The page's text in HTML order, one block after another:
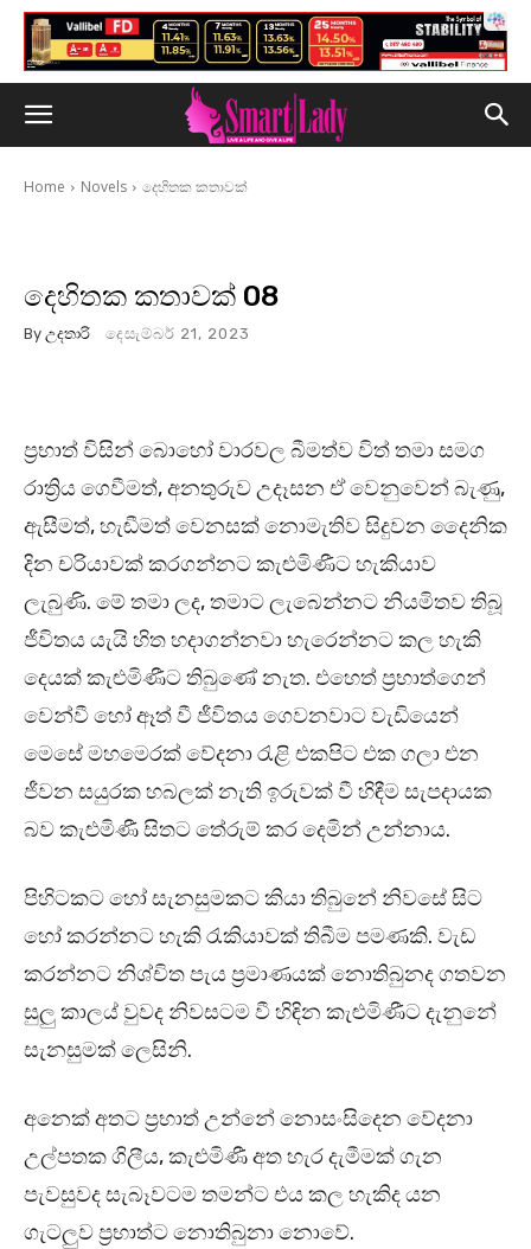
Home Novels දෙහිතක කතාවක්
දෙහිතක කතාවක් 08
By උදතාරි දෙසැම්බර් 21, 2023
ප්‍රභාත් විසින් බොහෝ වාරවල බීමත්ව විත් තමා සමග
රාත්‍රිය ගෙවීමත්, අනතුරුව උදෑසන ඒ වෙනුවෙන් බැණු,
ඇසීමත්, හැඬීමත් වෙනසක් නොමැතිව සිදුවන දෛනික
දින චරියාවක් කරගන්නට කැළුමිණීට හැකියාව
ලැබුණි. මේ තමා ලද, තමාට ලැබෙන්නට නියමිතව තිබූ
ජීවිතය යැයි හිත හදාගන්නවා හැරෙන්නට කල හැකි
දෙයක් කැළුමිණීට තිබුණේ නැත. එහෙත් ප්‍රභාත්ගෙන්
වෙන්වී හෝ ඈත් වී ජීවිතය ගෙවනවාට වැඩියෙන්
මෙසේ මහමෙරක් වේදනා රැළි එකපිට එක ගලා එන
ජීවන සයුරක හබලක් නැති ඉරුවක් වී හිඳීම සැපදායක
බව කැළුමිණී සිතට තේරුම් කර දෙමින් උන්නාය.
පිහිටකට හෝ සැනසුමකට කියා තිබුනේ නිවසේ සිට
හෝ කරන්නට හැකි රැකියාවක් තිබීම පමණකි. වැඩ
කරන්නට නිශ්චිත පැය ප්‍රමාණයක් නොතිබුනද ගතවන
සුලු කාලය් වුවද නිවසටම වී හිඳින කැළුමිණීට දැනුනේ
සැනසුමක් ලෙසිනි.
අනෙක් අතට ප්‍රභාත් උන්නේ නොසංසිදෙන වේදනා
උල්පතක ගිලීය, කැළුමිණී අත හැර දැමීමක් ගැන
පැවසුවද සැබෑවටම තමන්ට එය කල හැකිද යන
ගැටලුව ප්‍රභාත්ට නොතිබුනා නොවේ.